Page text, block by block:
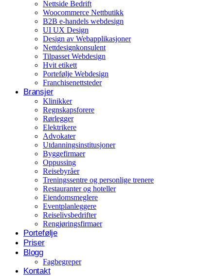
Nettside Bedrift
Woocommerce Nettbutikk
B2B e-handels webdesign
UI UX Design
Design av Webapplikasjoner
Nettdesignkonsulent
Tilpasset Webdesign
Hvit etikett
Portefølje Webdesign
Franchisenettsteder
Bransjer
Klinikker
Regnskapsforere
Rørlegger
Elektrikere
Advokater
Utdanningsinstitusjoner
Byggefirmaer
Oppussing
Reisebyråer
Treningssentre og personlige trenere
Restauranter og hoteller
Eiendomsmeglere
Eventplanleggere
Reiselivsbedrifter
Rengjøringsfirmaer
Portefølje
Priser
Blogg
Fagbegreper
Kontakt